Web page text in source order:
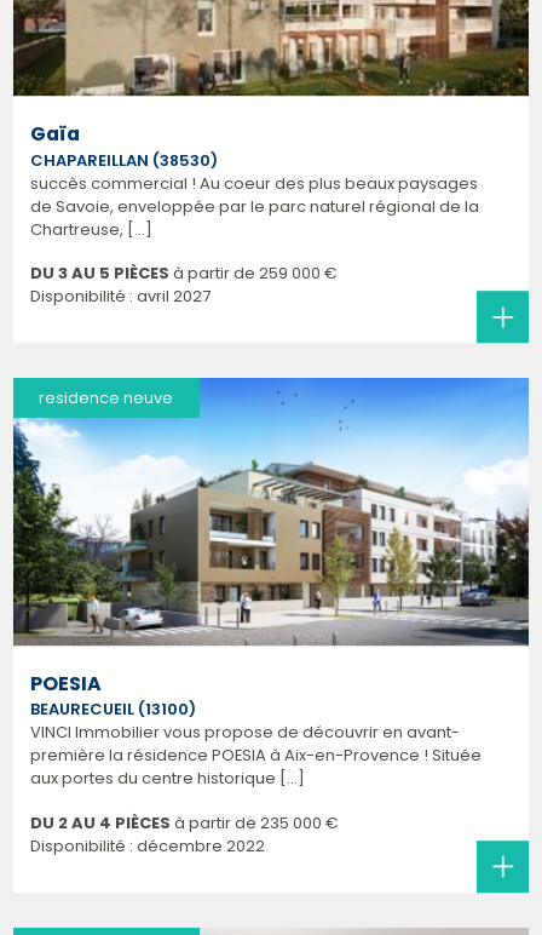
Gaïa
CHAPAREILLAN (38530)
succès commercial ! Au coeur des plus beaux paysages
de Savoie, enveloppée par le parc naturel régional de la
Chartreuse, [...]
DU 3 AU 5 PIÈCES à partir de 259 000 €
Disponibilité : avril 2027
residence neuve
POESIA
BEAURECUEIL (13100)
VINCI Immobilier vous propose de découvrir en avant-
première la résidence POESIA à Aix-en-Provence ! Située
aux portes du centre historique [...]
DU 2 AU 4 PIÈCES à partir de 235 000 €
Disponibilité : décembre 2022